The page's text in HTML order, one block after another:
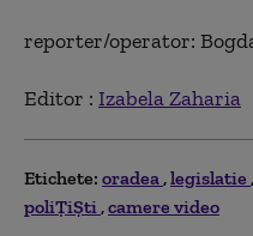
reporter/operator:
Editor : Izabela Zaharia
Etichete: oradea legislatie
poliȚiȘti camere video